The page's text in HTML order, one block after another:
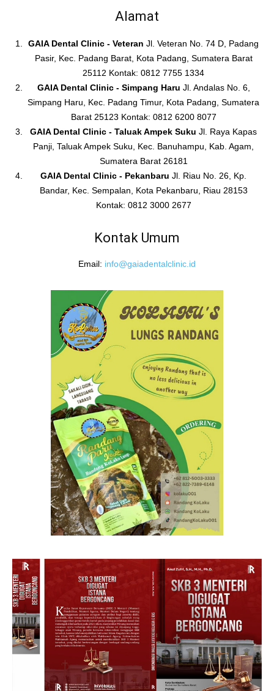
Alamat
GAIA Dental Clinic - Veteran Jl. Veteran No. 74 D, Padang
Pasir, Kec. Padang Barat, Kota Padang, Sumatera Barat
25112 Kontak: 0812 7755 1334
GAIA Dental Clinic - Simpang Haru Jl. Andalas No. 6,
Simpang Haru, Kec. Padang Timur, Kota Padang, Sumatera
Barat 25123 Kontak: 0812 6200 8077
GAIA Dental Clinic - Taluak Ampek Suku Jl. Raya Kapas
Panji, Taluak Ampek Suku, Kec. Banuhampu, Kab. Agam,
Sumatera Barat 26181
GAIA Dental Clinic - Pekanbaru Jl. Riau No. 26, Kp.
Bandar, Kec. Sempalan, Kota Pekanbaru, Riau 28153
Kontak: 0812 3000 2677
Kontak Umum
Email: info@gaiadentalclinic.id